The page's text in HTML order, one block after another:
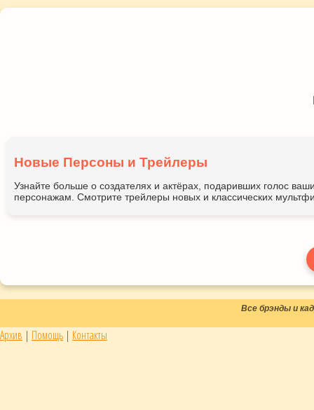
Новые Персоны и Трейлеры
Узнайте больше о создателях и актёрах, подаривших голос
персонажам. Смотрите трейлеры новых и классических
Все брэнды и
Архив | Помощь | Контакты